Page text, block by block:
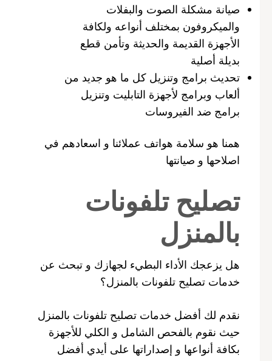
صيانة مشكلة الصوت والبفلات
والميكروفون بمختلف أنواعه ولكافة
الأجهزة القديمة والحديثة وتأمن قطع
بديلة أصلية
تحديث برامج وتنزيل كل ما هو جديد من
ألعاب وبرامج لأجهزة التابليت وتنزيل
برامج ضد الفيروسات
همنا هو سلامة هواتف عملائنا و اسعادهم في
اصلاحها و صيانتها
تصليح تلفونات
بالمنزل
هل يزعجك الأداء البطيء لجهازك و تبحث عن
خدمات تصليح تلفونات بالمنزل؟
نقدم لك أفضل خدمات تصليح تلفونات بالمنزل
حيث نقوم بالفحص الشامل و الكلي للأجهزة
بكافة أنواعها و إصداراتها على أيدي أفضل